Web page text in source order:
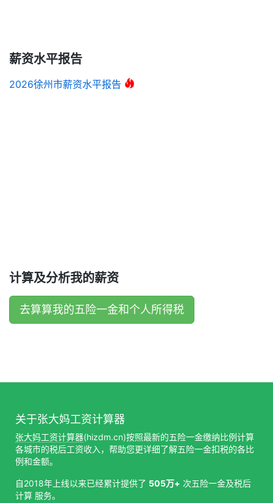
薪资水平报告
2026徐州市薪资水平报告
计算及分析我的薪资
去算算我的五险一金和个人所得税
关于张大妈工资计算器
张大妈工资计算器(hizdm.cn)按照最新的五险一金缴纳比例计算
各城市的税后工资收入，帮助您更详细了解五险一金扣税的各比
例和金额。
自2018年上线以来已经累计提供了 505万+ 次五险一金及税后
计算 服务。